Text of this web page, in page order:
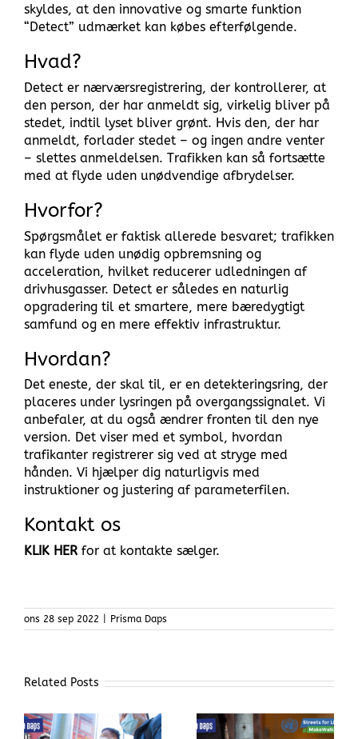
skyldes, at den innovative og smarte funktion
“Detect” udmærket kan købes efterfølgende.
Hvad?
Detect er nærværsregistrering, der kontrollerer, at
den person, der har anmeldt sig, virkelig bliver på
stedet, indtil lyset bliver grønt. Hvis den, der har
anmeldt, forlader stedet – og ingen andre venter
– slettes anmeldelsen. Trafikken kan så fortsætte
med at flyde uden unødvendige afbrydelser.
Hvorfor?
Spørgsmålet er faktisk allerede besvaret; trafikken
kan flyde uden unødig opbremsning og
acceleration, hvilket reducerer udledningen af
drivhusgasser. Detect er således en naturlig
opgradering til et smartere, mere bæredygtigt
samfund og en mere effektiv infrastruktur.
Hvordan?
Det eneste, der skal til, er en detekteringsring, der
placeres under lysringen på overgangssignalet. Vi
anbefaler, at du også ændrer fronten til den nye
version. Det viser med et symbol, hvordan
trafikanter registrerer sig ved at stryge med
hånden. Vi hjælper dig naturligvis med
instruktioner og justering af parameterfilen.
Kontakt os
KLIK HERfor at kontakte sælger.
ons 28 sep 2022 Prisma Daps
Related Posts